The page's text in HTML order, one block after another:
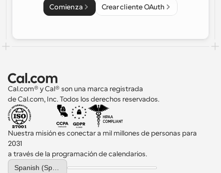
Comienza Crear cliente OAuth
Cal.com® y Cal® son una marca registrada
de Cal.com, Inc. Todos los derechos reservados.
Nuestra misión es conectar a mil millones de personas para
2031
a través de la programación de calendarios.
Select Language